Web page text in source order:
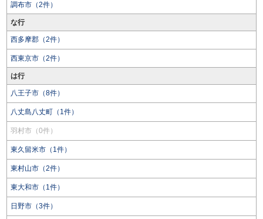
調布市（2件）
な行
西多摩郡（2件）
西東京市（2件）
は行
八王子市（8件）
八丈島八丈町（1件）
羽村市（0件）
東久留米市（1件）
東村山市（2件）
東大和市（1件）
日野市（3件）